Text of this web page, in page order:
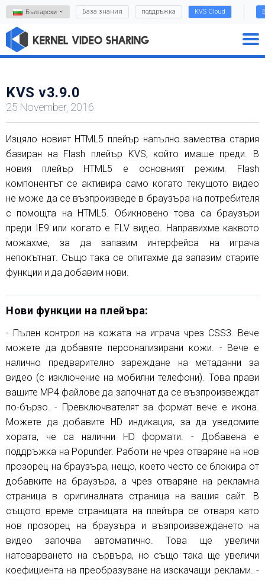
Български База знания поддръжка KVS Cloud
KVS v3.9.0
25 November, 2016
Изцяло новият HTML5 плейър напълно замества стария
базиран на Flash плейър KVS, който имаше преди. В
новия плейър HTML5 е основният режим. Flash
компонентът се активира само когато текущото видео
не може да се възпроизведе в браузъра на потребителя
с помощта на HTML5. Обикновено това са браузъри
преди IE9 или когато е FLV видео. Направихме каквото
можахме, за да запазим интерфейса на играча
непокътнат. Също така се опитахме да запазим старите
функции и да добавим нови.
Нови функции на плейъра:
- Пълен контрол на кожата на играча чрез CSS3. Вече
можете да добавяте персонализирани кожи. - Вече е
налично предварително зареждане на метаданни за
видео (с изключение на мобилни телефони). Това прави
вашите MP4 файлове да започнат да се възпроизвеждат
по-бързо. - Превключвателят за формат вече е икона.
Можете да добавите HD индикация, за да уведомите
хората, че са налични HD формати. - Добавена е
поддръжка на Popunder. Работи не чрез отваряне на нов
прозорец на браузъра, нещо, което често се блокира от
добавките на браузъра, а чрез отваряне на рекламна
страница в оригиналната страница на вашия сайт. В
същото време страницата на плейъра се отваря като
нов прозорец на браузъра и възпроизвеждането на
видео започва автоматично. Това ще увеличи
натоварването на сървъра, но също така ще увеличи
коефициента на преобразуване на изскачащи реклами. -